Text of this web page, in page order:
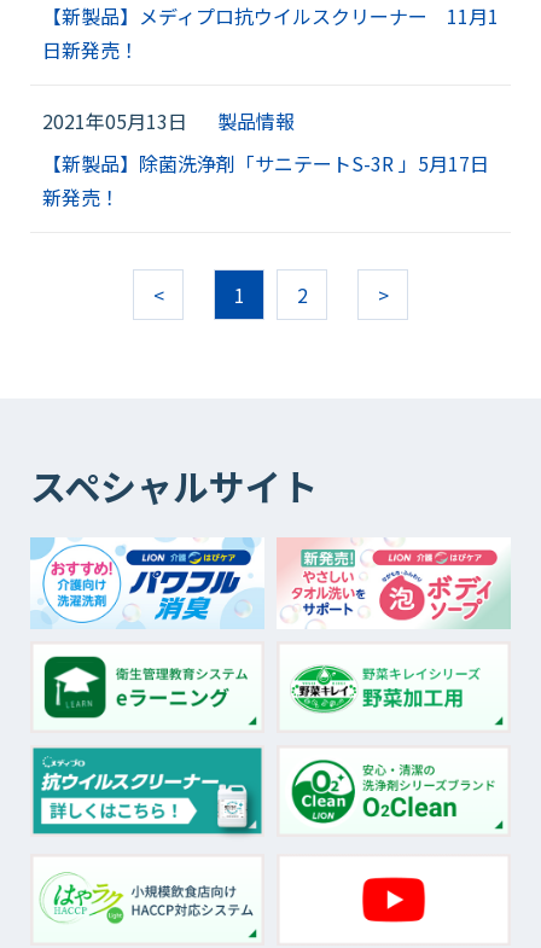
【新製品】メディプロ抗ウイルスクリーナー 11月1
日新発売！
2021年05月13日
製品情報
【新製品】除菌洗浄剤「サニテートS-3R 」5月17日
新発売！
< 1 2 >
スペシャルサイト